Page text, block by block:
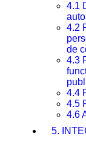
4.1
4.2
de
4.3
4.4
4.5
4.6
5.